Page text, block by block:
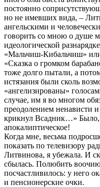
постоянно
но не имевших вида, –
ангельскими и
говорить со мною о душе
идеологической
«Мальчиш-Кибальчиш»
«Сказка о громком
тоже долго пытали, а
истязания были сколь
«ангелизированы»
случае, им я во многом
преодолением ненависти
крикнул Всадник…» Было,
апокалиптическое!
Когда мне, весьма
показать по телевизору
Литвинова, я убежала. И
сбылась. Полюбить
посчастливилось: у него
и пенсионерские очки.